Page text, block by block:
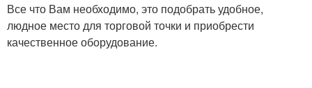
Все что Вам необходимо, это подобрать удобное,
людное место для торговой точки и приобрести
качественное оборудование.